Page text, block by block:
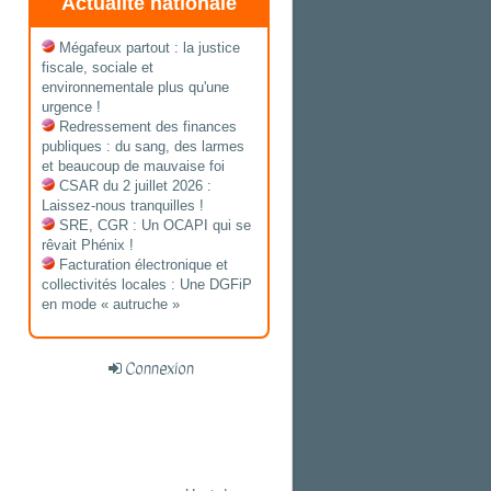
Mégafeux partout : la justice
fiscale, sociale et
environnementale plus qu'une
urgence !
Redressement des finances
publiques : du sang, des larmes
et beaucoup de mauvaise foi
CSAR du 2 juillet 2026 :
Laissez-nous tranquilles !
SRE, CGR : Un OCAPI qui se
rêvait Phénix !
Facturation électronique et
collectivités locales : Une DGFiP
en mode « autruche »
Connexion